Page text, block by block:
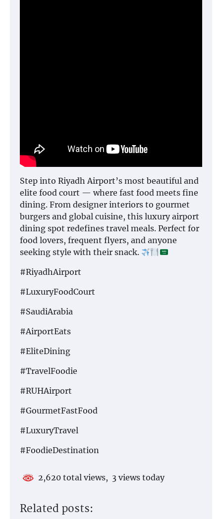
Step into Riyadh Airport’s most beautiful and
elite food court — where fast food meets fine
dining. From designer interiors to gourmet
burgers and global cuisine, this luxury airport
dining spot redefines travel meals. Perfect for
food lovers, frequent flyers, and anyone
seeking style with their snack.
#RiyadhAirport
#LuxuryFoodCourt
#SaudiArabia
#AirportEats
#EliteDining
#TravelFoodie
#RUHAirport
#GourmetFastFood
#LuxuryTravel
#FoodieDestination
2,620 total views, 3 views today
Related posts: